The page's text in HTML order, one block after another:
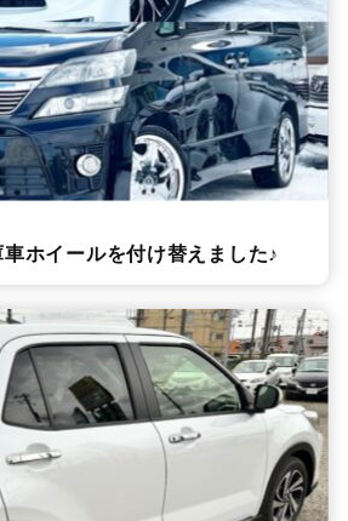
車ホイールを付け替えました♪